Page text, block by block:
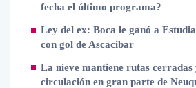
fecha el último programa?
Ley del ex: Boca le ganó a
con gol de Ascacibar
La nieve mantiene rutas cerradas
circulación en gran parte de